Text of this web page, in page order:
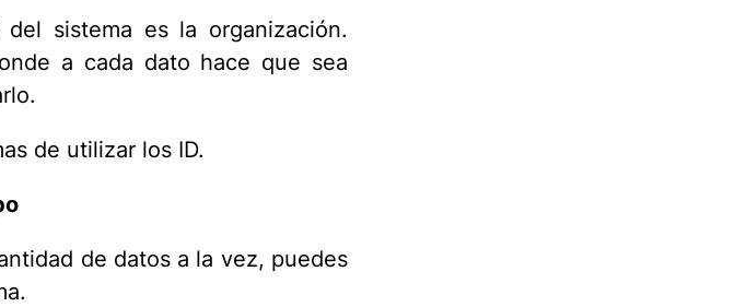
sistema es la organización.
a cada dato hace que sea
de utilizar los ID.
de datos a la vez, puedes